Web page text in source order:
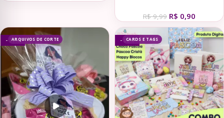
R$9,99 R$ 0,90
ARQUIVOS DE CORTE
- 71% CARDS E TAGS
- 80%